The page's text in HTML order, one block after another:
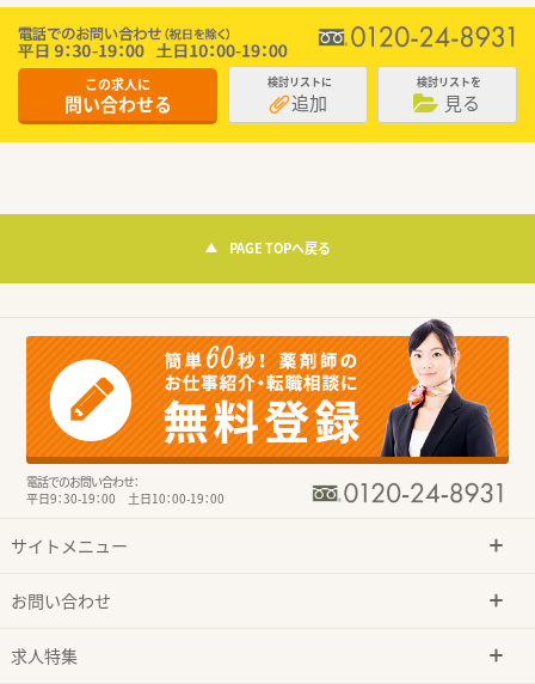
この求人に
問い合わせる
検討リストに
追加
検討リストを
見る
PAGE TOPへ戻る
電話でのお問い合わせ：
平日9：30-19：00 土日10：00-19：00
サイトメニュー
お問い合わせ
求人特集